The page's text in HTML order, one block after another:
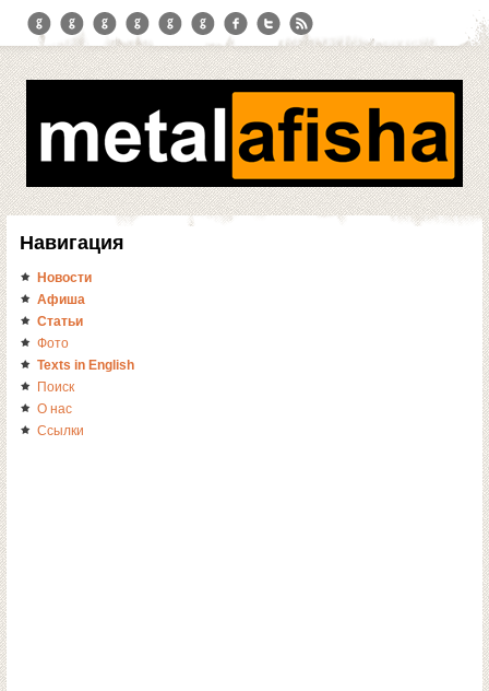
Навигация
Новости
Афиша
Статьи
Фото
Texts in English
Поиск
О нас
Ссылки